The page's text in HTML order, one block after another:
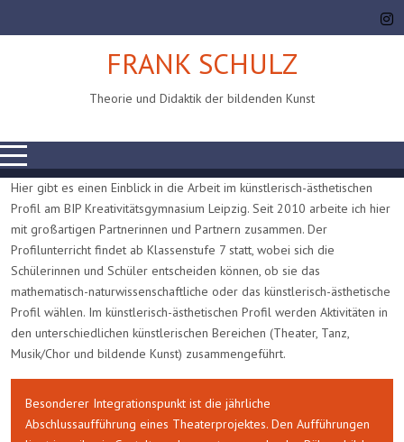
FRANK SCHULZ
Theorie und Didaktik der bildenden Kunst
Mobile Menu Toggle
Hier gibt es einen Einblick in die Arbeit im künstlerisch-ästhetischen
Profil am BIP Kreativitätsgymnasium Leipzig. Seit 2010 arbeite ich hier
mit großartigen Partnerinnen und Partnern zusammen. Der
Profilunterricht findet ab Klassenstufe 7 statt, wobei sich die
Schülerinnen und Schüler entscheiden können, ob sie das
mathematisch-naturwissenschaftliche oder das künstlerisch-ästhetische
Profil wählen. Im künstlerisch-ästhetischen Profil werden Aktivitäten in
den unterschiedlichen künstlerischen Bereichen (Theater, Tanz,
Musik/Chor und bildende Kunst) zusammengeführt.
Besonderer Integrationspunkt ist die jährliche
Abschlussaufführung eines Theaterprojektes. Den Aufführungen